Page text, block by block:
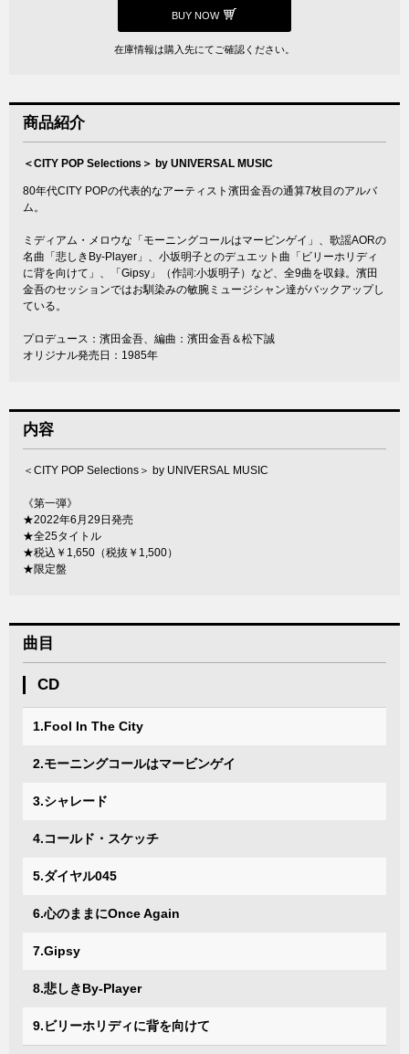
BUY NOW
在庫情報は購入先にてご確認ください。
商品紹介
＜CITY POP Selections＞ by UNIVERSAL MUSIC
80年代CITY POPの代表的なアーティスト濱田金吾の通算7枚目のアルバ
ム。
ミディアム・メロウな「モーニングコールはマービンゲイ」、歌謡AORの
名曲「悲しきBy-Player」、小坂明子とのデュエット曲「ビリーホリディ
に背を向けて」、「Gipsy」（作詞:小坂明子）など、全9曲を収録。濱田
金吾のセッションではお馴染みの敏腕ミュージシャン達がバックアップし
ている。
プロデュース：濱田金吾、編曲：濱田金吾＆松下誠
オリジナル発売日：1985年
内容
＜CITY POP Selections＞ by UNIVERSAL MUSIC
《第一弾》
★2022年6月29日発売
★全25タイトル
★税込￥1,650（税抜￥1,500）
★限定盤
曲目
CD
1.Fool In The City
2.モーニングコールはマービンゲイ
3.シャレード
4.コールド・スケッチ
5.ダイヤル045
6.心のままにOnce Again
7.Gipsy
8.悲しきBy-Player
9.ビリーホリディに背を向けて